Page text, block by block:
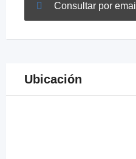
Consultar por email
Ubicación